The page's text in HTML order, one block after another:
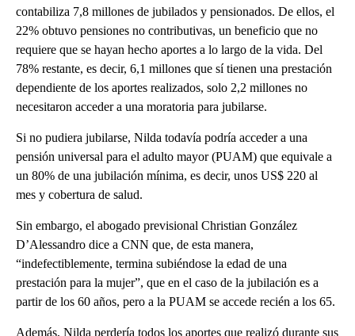
contabiliza 7,8 millones de jubilados y pensionados. De ellos, el
22% obtuvo pensiones no contributivas, un beneficio que no
requiere que se hayan hecho aportes a lo largo de la vida. Del
78% restante, es decir, 6,1 millones que sí tienen una prestación
dependiente de los aportes realizados, solo 2,2 millones no
necesitaron acceder a una moratoria para jubilarse.
Si no pudiera jubilarse, Nilda todavía podría acceder a una
pensión universal para el adulto mayor (PUAM) que equivale a
un 80% de una jubilación mínima, es decir, unos US$ 220 al
mes y cobertura de salud.
Sin embargo, el abogado previsional Christian González
D’Alessandro dice a CNN que, de esta manera,
“indefectiblemente, termina subiéndose la edad de una
prestación para la mujer”, que en el caso de la jubilación es a
partir de los 60 años, pero a la PUAM se accede recién a los 65.
Además, Nilda perdería todos los aportes que realizó durante sus